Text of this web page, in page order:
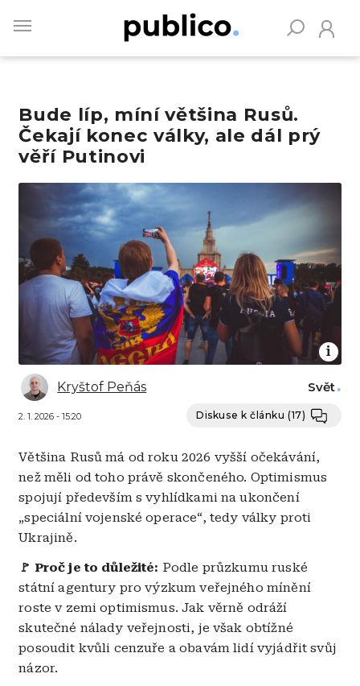
main
Bude líp, míní většina Rusů.
Čekají konec války, ale dál prý
věří Putinovi
Obrázek
Kryštof Peňás
2. 1. 2026 - 15:20
Svět
Diskuse k článku(17)
Většina Rusů má od roku 2026 vyšší očekávání,
než měli od toho právě skončeného. Optimismus
spojují především s vyhlídkami na ukončení
„speciální vojenské operace“, tedy války proti
Ukrajině.
🚩 Proč je to důležité: Podle průzkumu ruské
státní agentury pro výzkum veřejného mínění
roste v zemi optimismus. Jak věrně odráží
skutečné nálady veřejnosti, je však obtížné
posoudit kvůli cenzuře a obavám lidí vyjádřit svůj
názor.
Vyhledávejte na Publiku